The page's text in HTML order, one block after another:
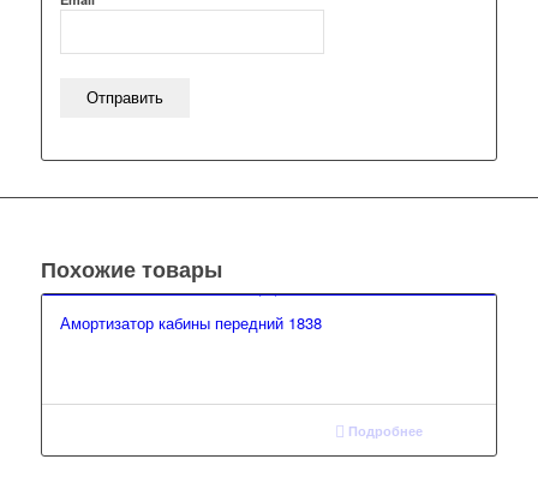
Похожие товары
Амортизатор кабины передний 1838
Подробнее